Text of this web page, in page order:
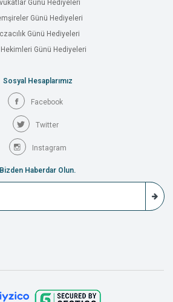
Günü Hediyeleri
Günü Hediyeleri
Günü Hediyeleri
Hekimleri Günü Hediyeleri
Sosyal Hesaplarımız
Facebook
Twitter
Instagram
Bizden Haberdar Olun.